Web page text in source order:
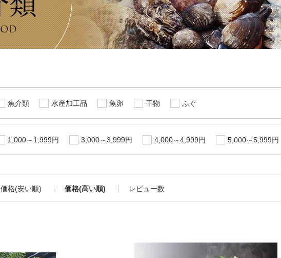
魚介類 水産加工品 魚卵 干物 ふぐ
1,000～1,999円 3,000～3,999円 4,000～4,999円 5,000～5,999円
価格(安い順) 価格(高い順) レビュー数